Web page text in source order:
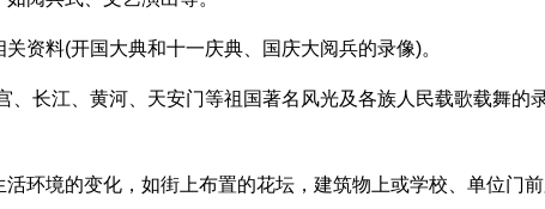
资料(开国大典和十一庆典、国庆大阅兵的录像)。
、长江、黄河、天安门等祖国著名风光及各族人民载歌载舞的
环境的变化，如街上布置的花坛，建筑物上或学校、单位门